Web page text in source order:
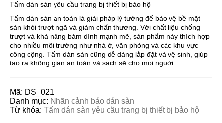
Tấm dán sàn yêu cầu trang bị thiết bị bảo hộ
Tấm dán sàn an toàn là giải pháp lý tưởng để bảo vệ bề mặt
sàn khỏi trượt ngã và giảm chấn thương. Với chất liệu chống
trượt và khả năng bám dính mạnh mẽ, sản phẩm này thích hợp
cho nhiều môi trường như nhà ở, văn phòng và các khu vực
công cộng. Tấm dán sàn cũng dễ dàng lắp đặt và vệ sinh, giúp
tạo ra không gian an toàn và sạch sẽ cho mọi người.
Mã: DS_021
Danh mục: Nhãn cảnh báo dán sàn
Từ khóa: Tấm dán sàn yêu cầu trang bị thiết bị bảo hộ